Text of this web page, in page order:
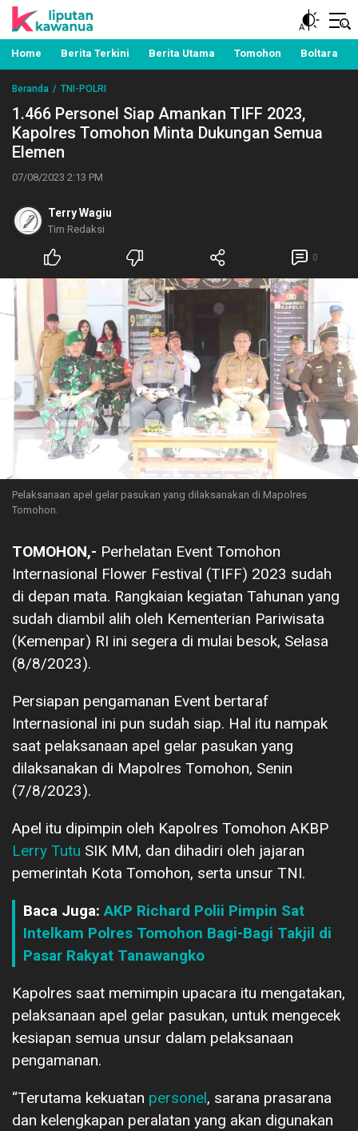
Liputan Kawanua
Berita Manado, Sulawesi Utara, Kawanua, Politik,
Pemerintahan, Hukum Kriminal dan Nasional
Home Berita Terkini Berita Utama Tomohon Boltara
Beranda TNI-POLRI
1.466 Personel Siap Amankan TIFF 2023,
Kapolres Tomohon Minta Dukungan Semua
Elemen
07/08/2023 2:13 PM
Terry Wagiu
Tim Redaksi
0
Pelaksanaan apel gelar pasukan yang dilaksanakan di Mapolres
Tomohon.
TOMOHON,- Perhelatan Event Tomohon
Internasional Flower Festival (TIFF) 2023 sudah
di depan mata. Rangkaian kegiatan Tahunan yang
sudah diambil alih oleh Kementerian Pariwisata
(Kemenpar) RI ini segera di mulai besok, Selasa
(8/8/2023).
Persiapan pengamanan Event bertaraf
Internasional ini pun sudah siap. Hal itu nampak
saat pelaksanaan apel gelar pasukan yang
dilaksanakan di Mapolres Tomohon, Senin
(7/8/2023).
Apel itu dipimpin oleh Kapolres Tomohon AKBP
Lerry Tutu SIK MM, dan dihadiri oleh jajaran
pemerintah Kota Tomohon, serta unsur TNI.
Baca Juga:AKP Richard Polii Pimpin Sat
Intelkam Polres Tomohon Bagi-Bagi Takjil di
Pasar Rakyat Tanawangko
Kapolres saat memimpin upacara itu mengatakan,
pelaksanaan apel gelar pasukan, untuk mengecek
kesiapan semua unsur dalam pelaksanaan
pengamanan.
“Terutama kekuatan personel, sarana prasarana
dan kelengkapan peralatan yang akan digunakan